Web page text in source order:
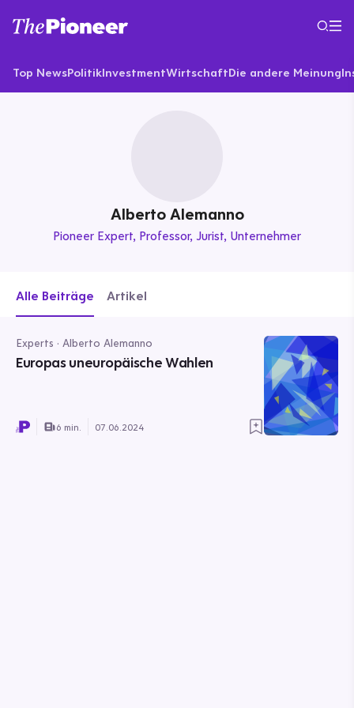
Top NewsPolitikInvestmentWirtschaftDie andere Meinung
Alberto Alemanno
Pioneer Expert Professor, Jurist, Unternehmer
Alle Beiträge Artikel
Experts · Alberto Alemanno
Europas uneuropäische Wahlen
6 min. 07.06.2024